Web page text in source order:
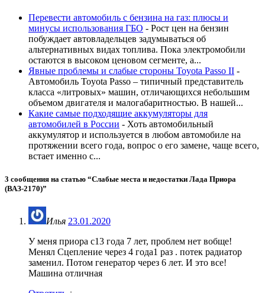
Перевести автомобиль с бензина на газ: плюсы и
минусы использования ГБО - Рост цен на бензин
побуждает автовладельцев задумываться об
альтернативных видах топлива. Пока электромобили
остаются в высоком ценовом сегменте, а...
Явные проблемы и слабые стороны Toyota Passo II -
Автомобиль Toyota Passo – типичный представитель
класса «литровых» машин, отличающихся небольшим
объемом двигателя и малогабаритностью. В нашей...
Какие самые подходящие аккумуляторы для
автомобилей в России - Хоть автомобильный
аккумулятор и используется в любом автомобиле на
протяжении всего года, вопрос о его замене, чаще всего,
встает именно с...
3 сообщения на статью “Слабые места и недостатки Лада Приора
(ВАЗ-2170)”
Илья 23.01.2020
У меня приора с13 года 7 лет, проблем нет вобще!
Менял Сцепление через 4 года1 раз . потек радиатор
заменил. Потом генератор через 6 лет. И это все!
Машина отличная